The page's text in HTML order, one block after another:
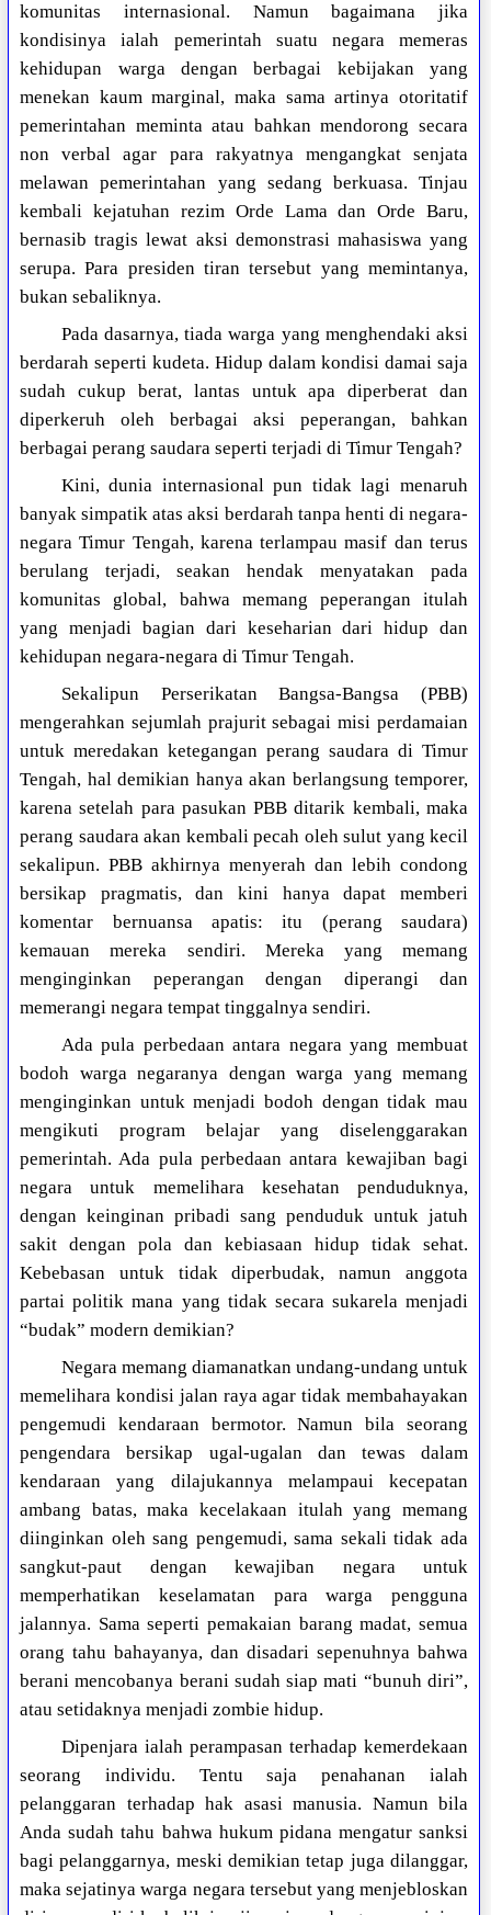
komunitas internasional. Namun bagaimana jika
kondisinya ialah pemerintah suatu negara memeras
kehidupan warga dengan berbagai kebijakan yang
menekan kaum marginal, maka sama artinya otoritatif
pemerintahan meminta atau bahkan mendorong secara
non verbal agar para rakyatnya mengangkat senjata
melawan pemerintahan yang sedang berkuasa. Tinjau
kembali kejatuhan rezim Orde Lama dan Orde Baru,
bernasib tragis lewat aksi demonstrasi mahasiswa yang
serupa. Para presiden tiran tersebut yang memintanya,
bukan sebaliknya.
Pada dasarnya, tiada warga yang menghendaki aksi
berdarah seperti kudeta. Hidup dalam kondisi damai saja
sudah cukup berat, lantas untuk apa diperberat dan
diperkeruh oleh berbagai aksi peperangan, bahkan
berbagai perang saudara seperti terjadi di Timur Tengah?
Kini, dunia internasional pun tidak lagi menaruh
banyak simpatik atas aksi berdarah tanpa henti di negara-
negara Timur Tengah, karena terlampau masif dan terus
berulang terjadi, seakan hendak menyatakan pada
komunitas global, bahwa memang peperangan itulah
yang menjadi bagian dari keseharian dari hidup dan
kehidupan negara-negara di Timur Tengah.
Sekalipun Perserikatan Bangsa-Bangsa (PBB)
mengerahkan sejumlah prajurit sebagai misi perdamaian
untuk meredakan ketegangan perang saudara di Timur
Tengah, hal demikian hanya akan berlangsung temporer,
karena setelah para pasukan PBB ditarik kembali, maka
perang saudara akan kembali pecah oleh sulut yang kecil
sekalipun. PBB akhirnya menyerah dan lebih condong
bersikap pragmatis, dan kini hanya dapat memberi
komentar bernuansa apatis: itu (perang saudara)
kemauan mereka sendiri. Mereka yang memang
menginginkan peperangan dengan diperangi dan
memerangi negara tempat tinggalnya sendiri.
Ada pula perbedaan antara negara yang membuat
bodoh warga negaranya dengan warga yang memang
menginginkan untuk menjadi bodoh dengan tidak mau
mengikuti program belajar yang diselenggarakan
pemerintah. Ada pula perbedaan antara kewajiban bagi
negara untuk memelihara kesehatan penduduknya,
dengan keinginan pribadi sang penduduk untuk jatuh
sakit dengan pola dan kebiasaan hidup tidak sehat.
Kebebasan untuk tidak diperbudak, namun anggota
partai politik mana yang tidak secara sukarela menjadi
“budak” modern demikian?
Negara memang diamanatkan undang-undang untuk
memelihara kondisi jalan raya agar tidak membahayakan
pengemudi kendaraan bermotor. Namun bila seorang
pengendara bersikap ugal-ugalan dan tewas dalam
kendaraan yang dilajukannya melampaui kecepatan
ambang batas, maka kecelakaan itulah yang memang
diinginkan oleh sang pengemudi, sama sekali tidak ada
sangkut-paut dengan kewajiban negara untuk
memperhatikan keselamatan para warga pengguna
jalannya. Sama seperti pemakaian barang madat, semua
orang tahu bahayanya, dan disadari sepenuhnya bahwa
berani mencobanya berani sudah siap mati “bunuh diri”,
atau setidaknya menjadi zombie hidup.
Dipenjara ialah perampasan terhadap kemerdekaan
seorang individu. Tentu saja penahanan ialah
pelanggaran terhadap hak asasi manusia. Namun bila
Anda sudah tahu bahwa hukum pidana mengatur sanksi
bagi pelanggarnya, meski demikian tetap juga dilanggar,
maka sejatinya warga negara tersebut yang menjebloskan